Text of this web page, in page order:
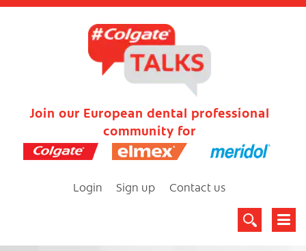
Join our European dental professional
community for
Login Sign up Contact us